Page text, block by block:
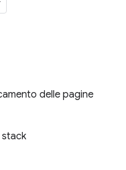
delle pagine
stack